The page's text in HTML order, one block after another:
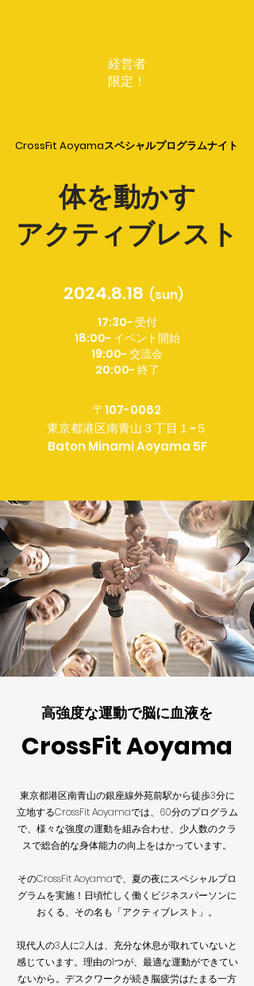
経営者
​限定！
CrossFit Aoyamaスペシャルプログラムナイト
体を動かす
​アクティブレスト
2024.8.18 (sun)
17:30- 受付
18:00- イベント開始
19:00- 交流会
20:00- 終了
〒107-0062
東京都港区南青山３丁目１−５
Baton Minami Aoyama 5F​
高強度な運動で脳に血液を
CrossFit Aoyama
東京都港区南青山の銀座線外苑前駅から徒歩3分に
立地するCrossFit Aoyamaでは、60分のプログラム
で、様々な強度の運動を組み合わせ、少人数のクラ
スで総合的な身体能力の向上をはかっています。
そのCrossFit Aoyamaで、夏の夜にスペシャルプロ
グラムを実施！日頃忙しく働くビジネスパーソンに
おくる、その名も「アクティブレスト」。
現代人の3人に2人は、充分な休息が取れていないと
感じています。理由の1つが、最適な運動ができてい
ないから。デスクワークが続き脳疲労はたまる一方